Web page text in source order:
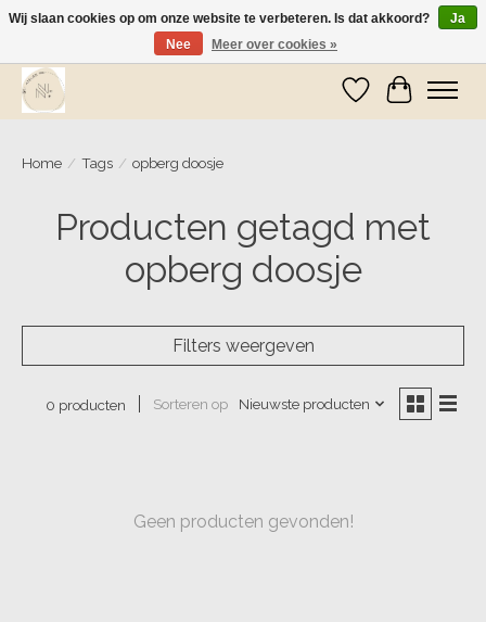
Wij zijn op vakantie! Vanaf zaterdag 9 mei worden er weer pakketjes verzonden
Verlanglijst
Home / Tags / opberg doosje
Producten getagd met
opberg doosje
Filters weergeven
0 producten Sorteren op Nieuwste producten
Geen producten gevonden!
Wij slaan cookies op om onze website te verbeteren. Is dat akkoord?
Ja
Nee
Meer over cookies »